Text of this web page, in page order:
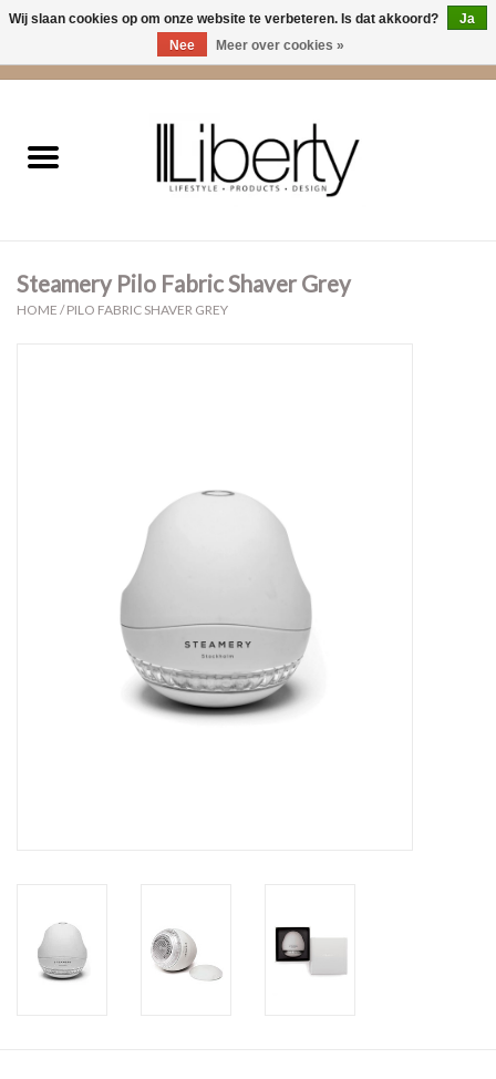
Kleding
Cadeaus
Steamery Pilo Fabric Shaver Grey
HOME /PILO FABRIC SHAVER GREY
Wij slaan cookies op om onze website te verbeteren. Is dat akkoord?
Ja
Nee
Meer over cookies »